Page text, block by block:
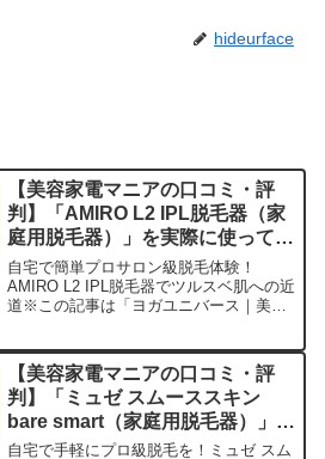
hideurface
【美容家電マニアの口コミ・評
判】「AMIRO L2 IPL脱毛器（家
庭用脱毛器）」を実際に使ってみ
た正直感想
自宅で簡単プロサロン級脱毛体験！
AMIRO L2 IPL脱毛器でツルスベ肌への近
道※この記事は「ヨガユニバース｜美容
今日、編集部が紹介したいのが「AMIRO
L2 IP...
【美容家電マニアの口コミ・評
判】「ミュゼ スムーススキン
bare smart（家庭用脱毛器）」を
実際に使ってみた正直感想
自宅で手軽にプロ級脱毛を！ミュゼ スム